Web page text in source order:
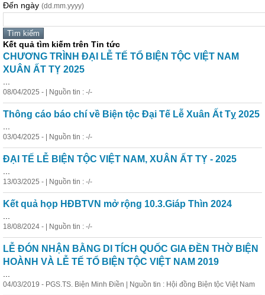
Đến ngày (dd.mm.yyyy)
Kết quả tìm kiếm trên Tin tức
CHƯƠNG TRÌNH ĐẠI LỄ TẾ TỔ BIỆN TỘC VIỆT NAM
XUÂN ẤT TỴ 2025
08/04/2025 - | Nguồn tin : -/-
Thông cáo báo chí về Biện tộc Đại Tế Lễ Xuân Ất Tỵ 2025
03/04/2025 - | Nguồn tin : -/-
ĐẠI TẾ LỄ BIỆN TỘC VIỆT NAM, XUÂN ẤT TỴ - 2025
13/03/2025 - | Nguồn tin : -/-
Kết quả họp HĐBTVN mở rộng 10.3.Giáp Thìn 2024
18/08/2024 - | Nguồn tin : -/-
LỄ ĐÓN NHẬN BẰNG DI TÍCH QUỐC GIA ĐỀN THỜ BIỆN
HOÀNH VÀ LỄ TẾ TỔ BIỆN TỘC VIỆT NAM 2019
04/03/2019 - PGS.TS. Biện Minh Điền | Nguồn tin : Hội đồng Biện tộc Việt Nam